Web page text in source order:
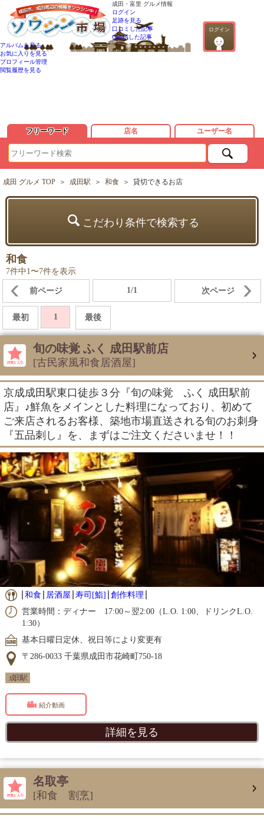
成田・富里 グルメ情報
ログイン
ログイン
足跡を見る
口コミした記事
QandAした記事
アルバムを見る
お気に入りを見る
プロフィール管理
閲覧履歴を見る
フリーワード 店名 ユーザー名
成田 グルメ TOP ＞ 成田駅 ＞ 和食 ＞ 貸切できるお店
こだわり条件で検索する
和食
7件中1〜7件を表示
前ページ 1/1 次ページ
最初 1 最後
旬の味覚 ふく 成田駅前店
[古民家風和食居酒屋]
京成成田駅東口徒歩３分『旬の味覚 ふく 成田駅前
店』♪鮮魚をメインとした料理になっており、初めて
ご来店されるお客様、築地市場直送される旬のお刺身
『五品刺し』を、まずはご注文くださいませ！！
和食 居酒屋 寿司[鮨]
創作料理
営業時間：ディナー 17:00～翌2:00（L.O. 1:00、ドリンクL.O.
1:30）
基本日曜日定休、祝日等により変更有
〒286-0033 千葉県成田市花崎町750-18
成田駅
紹介動画
詳細を見る
名取亭
[和食 割烹]